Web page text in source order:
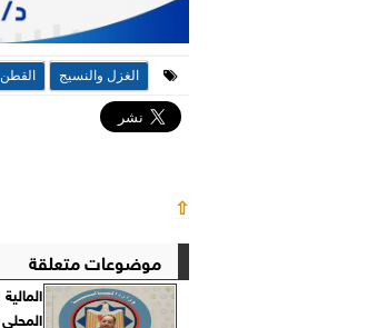
الغزل والنسيج القطن
⇧
موضوعات متعلقة